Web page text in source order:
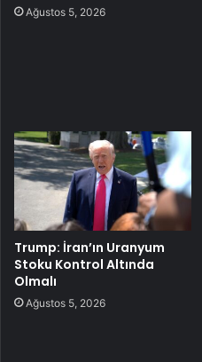
Ağustos 5, 2026
Trump: İran’ın Uranyum
Stoku Kontrol Altında
Olmalı
Ağustos 5, 2026